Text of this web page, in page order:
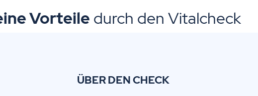
Vorteile durch den Vitalcheck
ÜBER DEN CHECK